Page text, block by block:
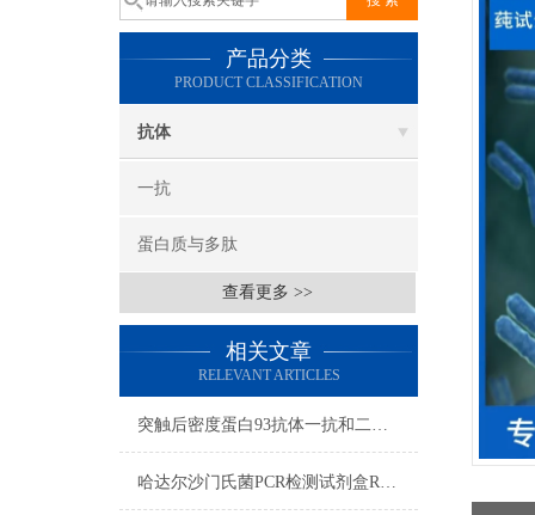
产品分类
PRODUCT CLASSIFICATION
抗体
一抗
蛋白质与多肽
查看更多 >>
相关文章
RELEVANT ARTICLES
突触后密度蛋白93抗体一抗和二抗的区别
哈达尔沙门氏菌PCR检测试剂盒RNA质量检测